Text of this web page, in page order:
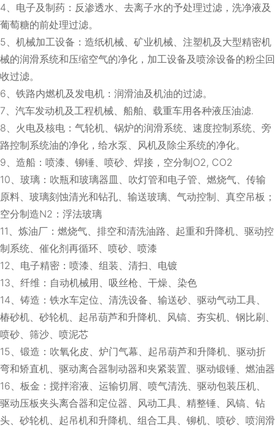
4、电子及制药：反渗透水、去离子水的予处理过滤，洗净液及
葡萄糖的前处理过滤。
5、机械加工设备：造纸机械、矿业机械、注塑机及大型精密机
械的润滑系统和压缩空气的净化，加工设备及喷涂设备的粉尘回
收过滤。
6、铁路内燃机及发电机：润滑油及机油的过滤。
7、汽车发动机及工程机械、船舶、载重车用各种液压油滤.
8、火电及核电：气轮机、锅炉的润滑系统、速度控制系统、旁
路控制系统油的净化，给水泵、风机及除尘系统的净化。
9、造船：喷漆、铆锤、喷砂、焊接，空分制O2, CO2
10、玻璃：吹瓶和玻璃器皿、吹灯管和电子管、燃烧气、传输
原料、玻璃刻蚀清光和钻孔、输送玻璃、气动控制、真空吊板；
空分制造N2：浮法玻璃
11、炼油厂：燃烧气、排空和清洗油路、起重和升降机、驱动控
制系统、催化剂再循环、喷砂、喷漆
12、电子精密：喷漆、组装、清扫、电镀
13、纤维：自动机械用、吸丝枪、干燥、染色
14、铸造：铁水车定位、清洗设备、输送砂、驱动气动工具、
椿砂机、砂轮机、起吊葫芦和升降机、风镐、夯实机、钢比刷、
喷砂、筛沙、喷泥芯
15、锻造：吹氧化皮、炉门气幕、起吊葫芦和升降机、驱动折
弯和矫直机、驱动离合器制动器和夹紧装置、驱动锻锤、燃油器
16、板金：搅拌溶液、运输切屑、喷气清洗、驱动包装压机、
驱动压板夹头离合器和定位器、风动工具、精整锤、风镐、钻
头、砂轮机、起吊机和升降机、组合工具、铆机、喷砂、喷润滑